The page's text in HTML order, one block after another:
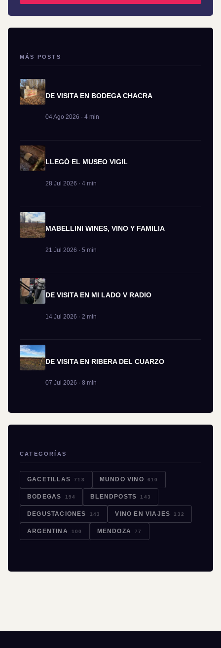
MÁS POSTS
DE VISITA EN BODEGA CHACRA
04 Ago 2026 · 4 min
LLEGÓ EL MUSEO VIGIL
28 Jul 2026 · 4 min
MABELLINI WINES, VINO Y FAMILIA
21 Jul 2026 · 5 min
DE VISITA EN MI LADO V RADIO
14 Jul 2026 · 2 min
DE VISITA EN RIBERA DEL CUARZO
07 Jul 2026 · 8 min
CATEGORÍAS
GACETILLAS 713 MUNDO VINO 610
BODEGAS 194 BLENDPOSTS 143
DEGUSTACIONES 143 VINO EN VIAJES 132
ARGENTINA 100 MENDOZA 77